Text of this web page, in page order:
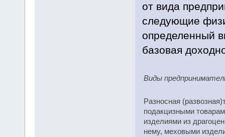
от вида
следующие
определенный
базовая
Виды
Разносная
подакцизными
изделиями из
нему, меховыми